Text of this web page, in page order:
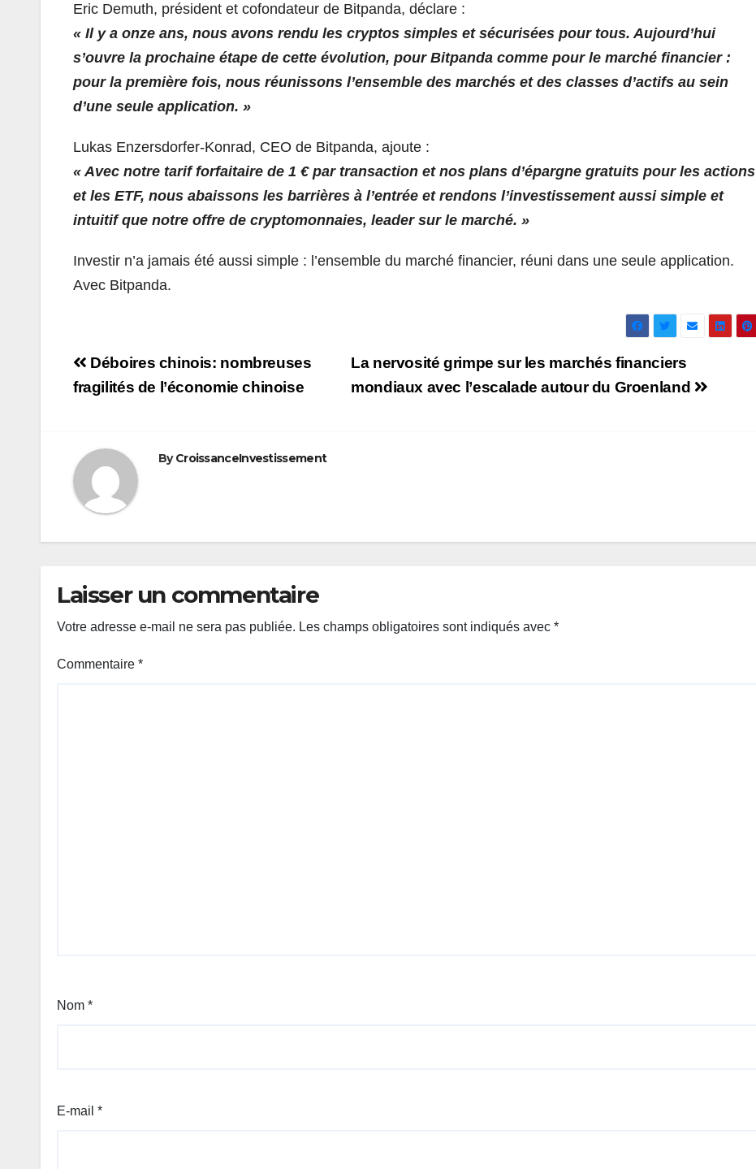
Eric Demuth, président et cofondateur de Bitpanda, déclare :
« Il y a onze ans, nous avons rendu les cryptos simples et sécurisées pour tous. Aujourd’hui
s’ouvre la prochaine étape de cette évolution, pour Bitpanda comme pour le marché financier :
pour la première fois, nous réunissons l’ensemble des marchés et des classes d’actifs au sein
d’une seule application. »
Lukas Enzersdorfer-Konrad, CEO de Bitpanda, ajoute :
« Avec notre tarif forfaitaire de 1 € par transaction et nos plans d’épargne gratuits pour les actions
et les ETF, nous abaissons les barrières à l’entrée et rendons l’investissement aussi simple et
intuitif que notre offre de cryptomonnaies, leader sur le marché. »
Investir n’a jamais été aussi simple : l’ensemble du marché financier, réuni dans une seule application.
Avec Bitpanda.
Navigation
de
La nervosité grimpe sur les marchés financiers
mondiaux avec l’escalade autour du Groenland
Déboires chinois: nombreuses
fragilités de l’économie chinoise
ByCroissanceInvestissement
Laisser un commentaire
Votre adresse e-mail ne sera pas publiée. Les champs obligatoires sont indiqués avec *
Commentaire *
Nom *
E-mail *